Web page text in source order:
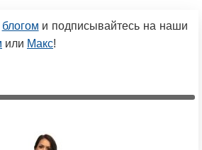
блогом и подписывайтесь на наши
или Макс!